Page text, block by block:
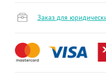
Заказ для